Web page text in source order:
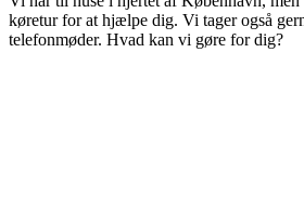
køretur for at hjælpe dig. Vi tager også
telefonmøder. Hvad kan vi gøre for dig?